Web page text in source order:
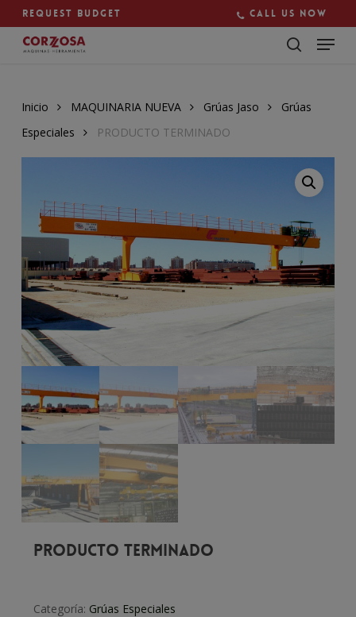
main
content
Request budget Call us now
Inicio MAQUINARIA NUEVA Grúas Jaso
Grúas
Especiales
PRODUCTO TERMINADO
PRODUCTO TERMINADO
Categoría: Grúas Especiales
Close